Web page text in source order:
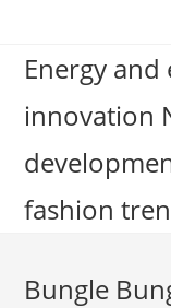
contentEnergy
innovation
fashion
Bungle